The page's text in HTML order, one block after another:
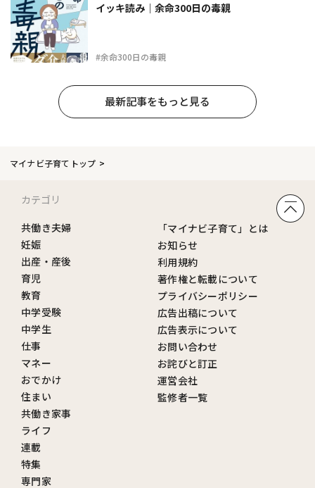
#余命300日の毒親
イッキ読み｜余命300日の毒親
最新記事をもっと見る
マイナビ子育てトップ
カテゴリ
共働き夫婦
妊娠
出産・産後
育児
教育
中学受験
中学生
仕事
マネー
おでかけ
住まい
共働き家事
ライフ
連載
特集
専門家
「マイナビ子育て」とは
お知らせ
利用規約
著作権と転載について
プライバシーポリシー
広告出稿について
広告表示について
お問い合わせ
お詫びと訂正
運営会社
監修者一覧